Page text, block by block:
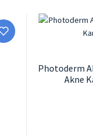
Photoderm
Akne